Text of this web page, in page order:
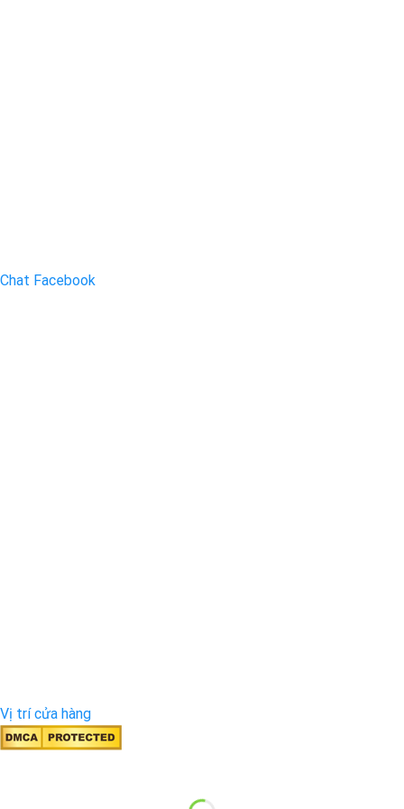
Chat Facebook
Vị trí cửa hàng